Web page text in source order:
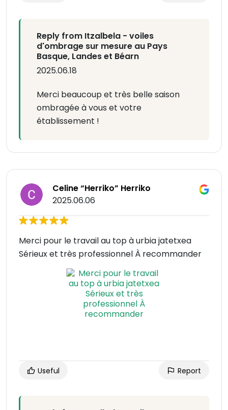
Reply from Itzalbela - voiles
d'ombrage sur mesure au Pays
Basque, Landes et Béarn
2025.06.18
Merci beaucoup et très belle saison
ombragée à vous et votre
établissement !
Celine “Herriko” Herriko
2025.06.06
Merci pour le travail au top à urbia jatetxea
Sérieux et très professionnel À recommander
Useful Report